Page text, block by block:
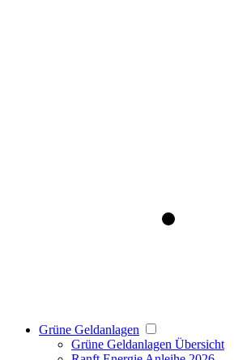
Grüne Geldanlagen
Grüne Geldanlagen Übersicht